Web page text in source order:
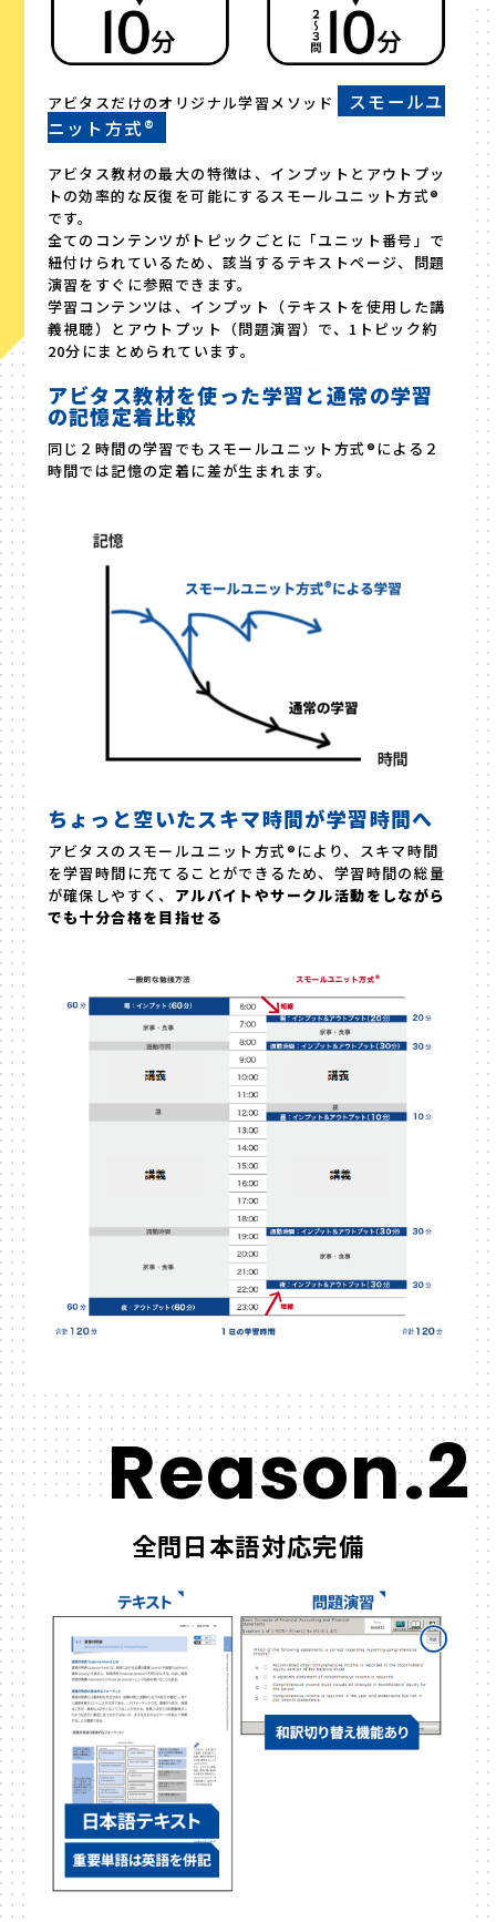
アビタスだけのオリジナル学習メソッド
スモールユ
ニット方式®
アビタス教材の最大の特徴は、インプットとアウトプッ
トの効率的な反復を可能にするスモールユニット方式®
です。
全てのコンテンツがトピックごとに「ユニット番号」で
紐付けられているため、該当するテキストページ、問題
演習をすぐに参照できます。
学習コンテンツは、インプット（テキストを使用した講
義視聴）とアウトプット（問題演習）で、1トピック約
20分にまとめられています。
アビタス教材を使った学習と通常の学習
の記憶定着比較
同じ２時間の学習でもスモールユニット方式®による２
時間では記憶の定着に差が生まれます。
ちょっと空いたスキマ時間が学習時間へ
アビタスのスモールユニット方式®により、スキマ時間
を学習時間に充てることができるため、学習時間の総量
が確保しやすく、 アルバイトやサークル活動をしながら
でも十分合格を目指せる
Reason.2
全問日本語対応完備